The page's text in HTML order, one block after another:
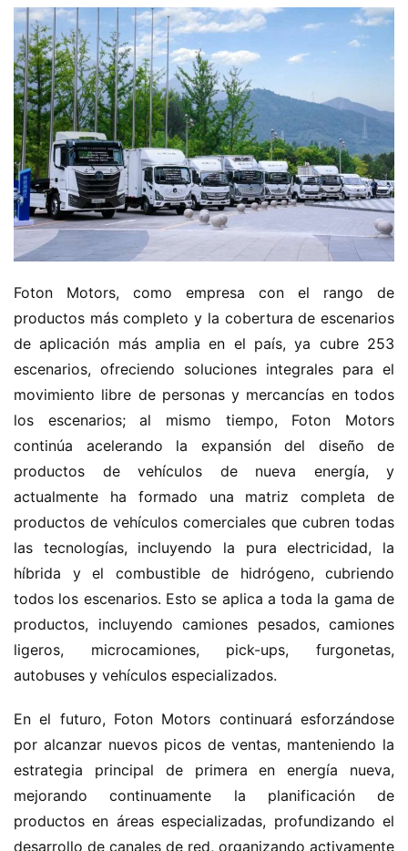
Foton Motors, como empresa con el rango de
productos más completo y la cobertura de escenarios
de aplicación más amplia en el país, ya cubre 253
escenarios, ofreciendo soluciones integrales para el
movimiento libre de personas y mercancías en todos
los escenarios; al mismo tiempo, Foton Motors
continúa acelerando la expansión del diseño de
productos de vehículos de nueva energía, y
actualmente ha formado una matriz completa de
productos de vehículos comerciales que cubren todas
las tecnologías, incluyendo la pura electricidad, la
híbrida y el combustible de hidrógeno, cubriendo
todos los escenarios. Esto se aplica a toda la gama de
productos, incluyendo camiones pesados, camiones
ligeros, microcamiones, pick-ups, furgonetas,
autobuses y vehículos especializados.
En el futuro, Foton Motors continuará esforzándose
por alcanzar nuevos picos de ventas, manteniendo la
estrategia principal de primera en energía nueva,
mejorando continuamente la planificación de
productos en áreas especializadas, profundizando el
desarrollo de canales de red, organizando activamente